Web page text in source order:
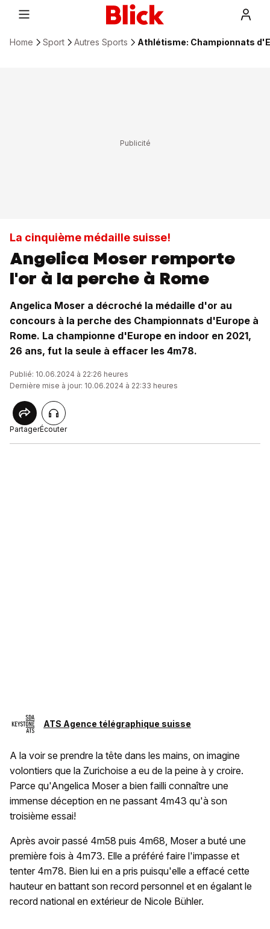
Home Sport Autres Sports Athlétisme: Championnats
La cinquième médaille suisse!
Angelica Moser remporte
l'or à la perche à Rome
Angelica Moser a décroché la médaille d'or au
concours à la perche des Championnats d'Europe à
Rome. La championne d'Europe en indoor en 2021,
26 ans, fut la seule à effacer les 4m78.
Publié: 10.06.2024 à 22:26 heures
Dernière mise à jour: 10.06.2024 à 22:33 heures
PartagerÉcouter
ATS Agence télégraphique suisse
A la voir se prendre la tête dans les mains, on imagine
volontiers que la Zurichoise a eu de la peine à y croire.
Parce qu'Angelica Moser a bien failli connaître une
immense déception en ne passant 4m43 qu'à son
troisième essai!
Après avoir passé 4m58 puis 4m68, Moser a buté une
première fois à 4m73. Elle a préféré faire l'impasse et
tenter 4m78. Bien lui en a pris puisqu'elle a effacé cette
hauteur en battant son record personnel et en égalant le
record national en extérieur de Nicole Bühler.